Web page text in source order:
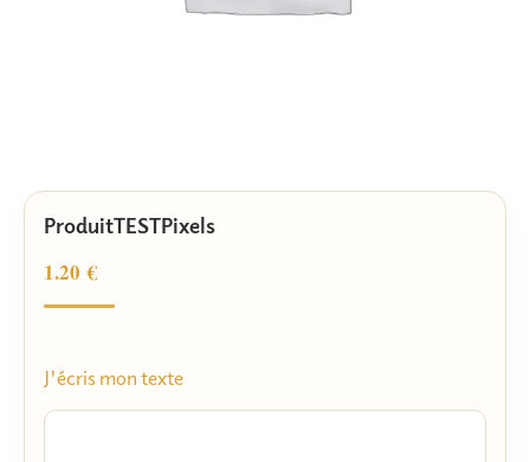
ProduitTESTPixels
1.20€
J'écris mon texte